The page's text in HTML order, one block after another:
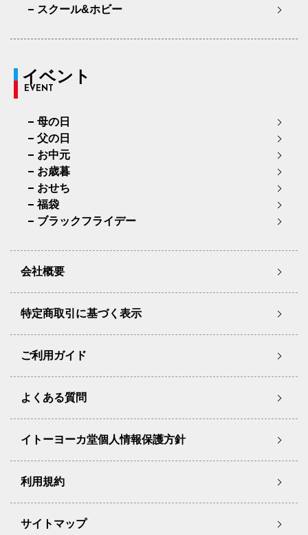
スクール&ホビー
イベント
EVENT
母の日
父の日
お中元
お歳暮
おせち
福袋
ブラックフライデー
会社概要
特定商取引に基づく表示
ご利用ガイド
よくある質問
イトーヨーカ堂個人情報保護方針
利用規約
サイトマップ